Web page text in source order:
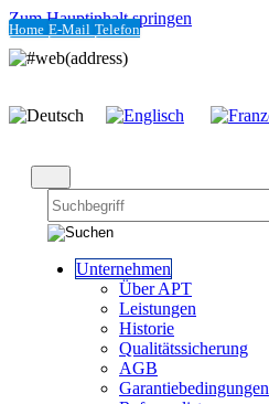
Zum Hauptinhalt springen
Home E-Mail Telefon
Unternehmen
Über APT
Leistungen
Historie
Qualitätssicherung
AGB
Garantiebedingungen